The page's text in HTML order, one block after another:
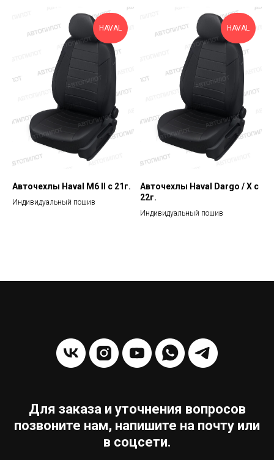
HAVAL
Авточехлы Haval M6 II с 21г.
Индивидуальный пошив
HAVAL
Авточехлы Haval Dargo / Х с
22г.
Индивидуальный пошив
Для заказа и уточнения вопросов
позвоните нам, напишите на почту или
в соцсети.